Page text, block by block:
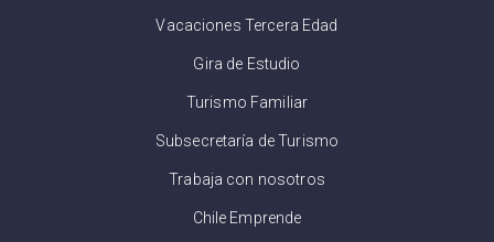
Vacaciones Tercera Edad
Gira de Estudio
Turismo Familiar
Subsecretaría de Turismo
Trabaja con nosotros
Chile Emprende